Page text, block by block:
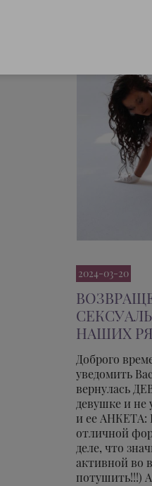
2024-03-20
НАШИХ
Доброго
уведомить
вернулась
девушке и
и ее АНКЕТА:
отличной
деле, что
активной во
потушить!!!)